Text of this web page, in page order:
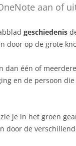
aan of
geschiedenis
door op de grote
dan één of
en de persoon
je in het groen
door de